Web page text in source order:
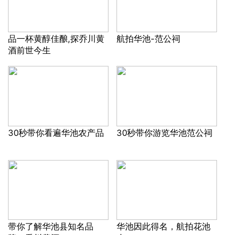
品一杯黄醇佳酿,探乔川黄
酒前世今生
航拍华池-范公祠
30秒带你看遍华池农产品 30秒带你游览华池范公祠
带你了解华池县知名品
华池因此得名，航拍花池